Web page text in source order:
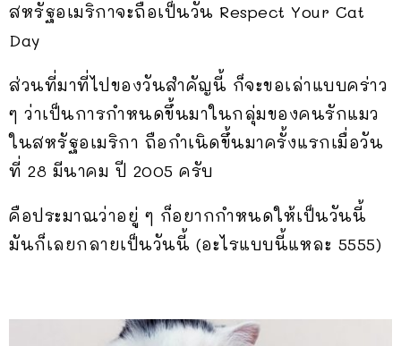
สหรัฐอเมริกาจะถือเป็นวัน Respect Your Cat
Day
ส่วนที่มาที่ไปของวันสำคัญนี้ ก็จะขอเล่าแบบคร่าว
ๆ ว่าเป็นการกำหนดขึ้นมาในกลุ่มของคนรักแมว
ในสหรัฐอเมริกา ถือกำเนิดขึ้นมาครั้งแรกเมื่อวัน
ที่ 28 มีนาคม ปี 2005 ครับ
คือประมาณว่าอยู่ ๆ ก็อยากกำหนดให้เป็นวันนี้
มันก็เลยกลายเป็นวันนี้ (อะไรแบบนี้แหละ 5555)